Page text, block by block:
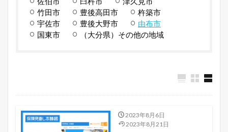
竹田市
豊後高田市
杵築市
宇佐市
豊後大野市
由布市
国東市
（大分県）その他の地域
2023年8月6日
2023年8月21日